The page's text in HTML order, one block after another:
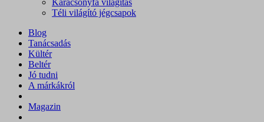
Karácsonyfa világítás
Téli világító jégcsapok
Blog
Tanácsadás
Kültér
Beltér
Jó tudni
A márkákról
Magazin